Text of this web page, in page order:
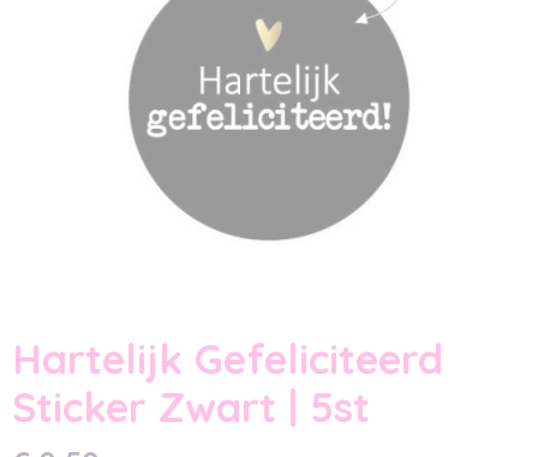
Hartelijk Gefeliciteerd
Sticker Zwart | 5st